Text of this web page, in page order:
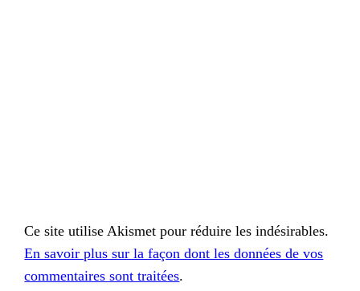
Ce site utilise Akismet pour réduire les indésirables.
En savoir plus sur la façon dont les données de vos
commentaires sont traitées.